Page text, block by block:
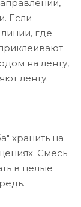
Если
где
на ленту,
ленту.
хранить на
Смесь
в целые